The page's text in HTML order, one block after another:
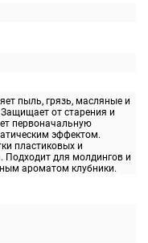
пыль, грязь, масляные и
от старения и
первоначальную
эффектом.
пластиковых и
Подходит для молдингов и
ароматом клубники.